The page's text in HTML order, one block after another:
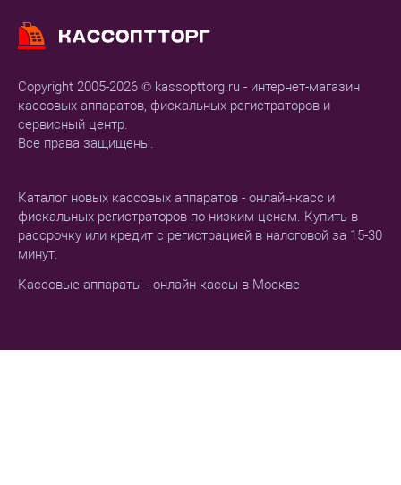
Copyright 2005-2026 © kassopttorg.ru - интернет-магазин
кассовых аппаратов, фискальных регистраторов и
сервисный центр.
Все права защищены.
Каталог новых кассовых аппаратов - онлайн-касс и
фискальных регистраторов по низким ценам. Купить в
рассрочку или кредит с регистрацией в налоговой за 15-30
минут.
Кассовые аппараты - онлайн кассы в Москве